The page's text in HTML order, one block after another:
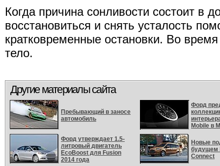
Когда причина сонливости состоит в
восстановиться и снять усталость
кратковременные остановки. Во
тело.
Другие материалы сайта
Пребывающий в заносе
автомобиль
Форд утверждает 1.5-
литровый двигатель
EcoBoost для Fusion
2014 года
Форд
Mobile в
Новые
будущем
Connect